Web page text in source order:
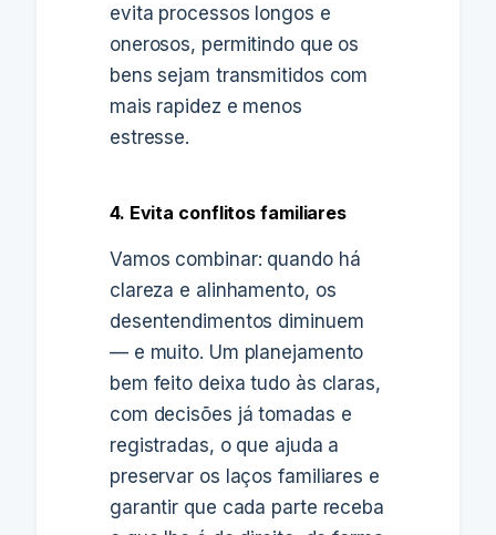
evita processos longos e
onerosos, permitindo que os
bens sejam transmitidos com
mais rapidez e menos
estresse.
4. Evita conflitos familiares
Vamos combinar: quando há
clareza e alinhamento, os
desentendimentos diminuem
— e muito. Um planejamento
bem feito deixa tudo às claras,
com decisões já tomadas e
registradas, o que ajuda a
preservar os laços familiares e
garantir que cada parte receba